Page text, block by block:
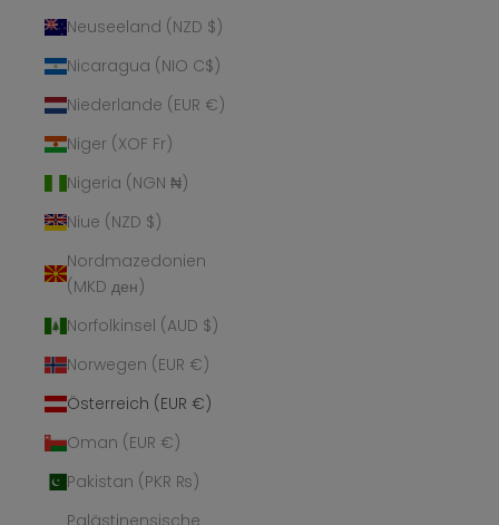
Neuseeland (NZD $)
Nicaragua (NIO C$)
Niederlande (EUR €)
Niger (XOF Fr)
Nigeria (NGN ₦)
Niue (NZD $)
Nordmazedonien
(MKD ден)
Norfolkinsel (AUD $)
Norwegen (EUR €)
Österreich (EUR €)
Oman (EUR €)
Pakistan (PKR ₨)
Palästinensische